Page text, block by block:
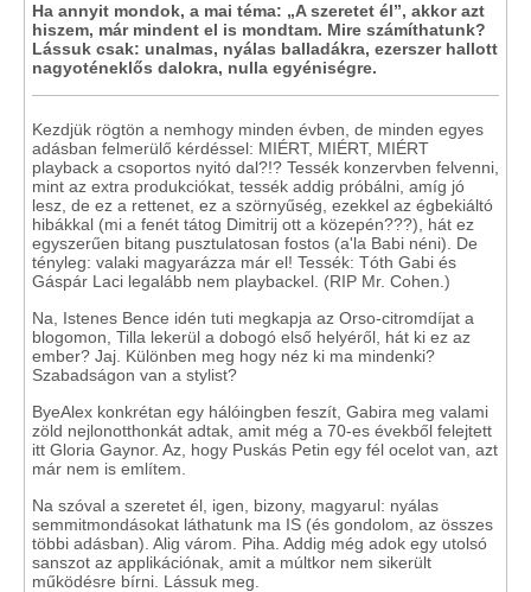
Ha annyit mondok, a mai téma: „A szeretet él”, akkor azt
hiszem, már mindent el is mondtam. Mire számíthatunk?
Lássuk csak: unalmas, nyálas balladákra, ezerszer hallott
nagyoténeklős dalokra, nulla egyéniségre.
Kezdjük rögtön a nemhogy minden évben, de minden egyes
adásban felmerülő kérdéssel: MIÉRT, MIÉRT, MIÉRT
playback a csoportos nyitó dal?!? Tessék konzervben felvenni,
mint az extra produkciókat, tessék addig próbálni, amíg jó
lesz, de ez a rettenet, ez a szörnyűség, ezekkel az égbekiáltó
hibákkal (mi a fenét tátog Dimitrij ott a közepén???), hát ez
egyszerűen bitang pusztulatosan fostos (a'la Babi néni). De
tényleg: valaki magyarázza már el! Tessék: Tóth Gabi és
Gáspár Laci legalább nem playbackel. (RIP Mr. Cohen.)
Na, Istenes Bence idén tuti megkapja az Orso-citromdíjat a
blogomon, Tilla lekerül a dobogó első helyéről, hát ki ez az
ember? Jaj. Különben meg hogy néz ki ma mindenki?
Szabadságon van a stylist?
ByeAlex konkrétan egy hálóingben feszít, Gabira meg valami
zöld nejlonotthonkát adtak, amit még a 70-es évekből felejtett
itt Gloria Gaynor. Az, hogy Puskás Petin egy fél ocelot van, azt
már nem is említem.
Na szóval a szeretet él, igen, bizony, magyarul: nyálas
semmitmondásokat láthatunk ma IS (és gondolom, az összes
többi adásban). Alig várom. Piha. Addig még adok egy utolsó
sanszot az applikációnak, amit a múltkor nem sikerült
működésre bírni. Lássuk meg.